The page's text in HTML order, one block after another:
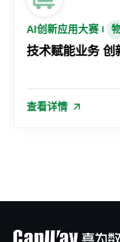
AI创新应用大赛
技术赋能业务 创
查看详情